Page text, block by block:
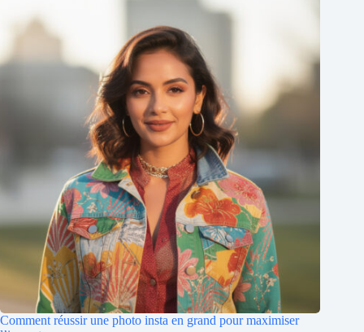
Comment réussir une photo insta en grand pour maximiser